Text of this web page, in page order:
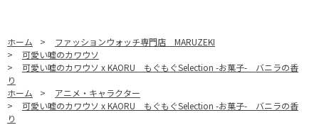
ホーム >
ファッションウォッチ専門店 MARUZEKI
>
可愛い嘘のカワウソ
>
可愛い嘘のカワウソ x KAORU もぐもぐSelection -お菓子- バニラの香
り
ホーム
>
アニメ・キャラクター
>
可愛い嘘のカワウソ x KAORU もぐもぐSelection -お菓子- バニラの香
り